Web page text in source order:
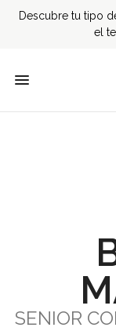
Descubre tu tipo
el
SENIOR